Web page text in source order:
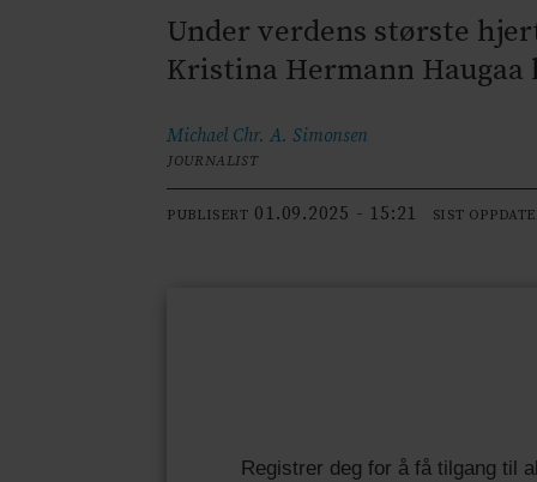
Under verdens største
Kristina Hermann
Michael Chr. A. Simonsen
JOURNALIST
PUBLISERT 01.09.2025 - 15:21 SIST
Registrer deg for å få tilgang til